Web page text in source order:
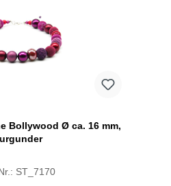
Bollywood Ø ca. 16 mm,
ST_7170